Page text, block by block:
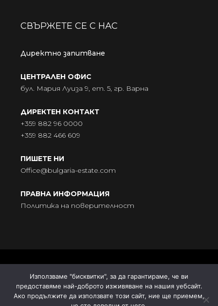
СВЪРЖЕТЕ СЕ С НАС
Директно запитване
ЦЕНТРАЛЕН ОФИС
бул. Мария Луиза 9, ет. 5, гр. Варна
ДИРЕКТЕН КОНТАКТ
+359 882 96 0000
+359 882 466 609
ПИШЕТЕ НИ
Office@bulgaria-estate.com
ПРАВНА ИНФОРМАЦИЯ
Политика на поверителност
© BULGARIA-ESTATE - Всички права запазени. Адрес:
бул. „Княгиня Мария Луиза“ № 9, ет. 5, 9000 Варна |
Поддръжка от ДомГрид| Синхронизация отEstate Site
Използваме "бисквитки", за да гарантираме, че ви
предоставяме най-доброто изживяване на нашия уебсайт.
Ако продължите да използвате този сайт, ние ще приемем,